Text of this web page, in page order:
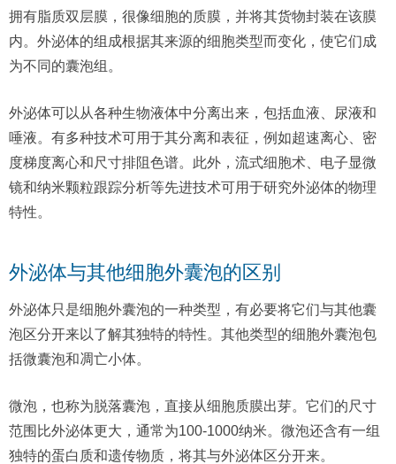
拥有脂质双层膜，很像细胞的质膜，并将其货物封装在该膜
内。外泌体的组成根据其来源的细胞类型而变化，使它们成
为不同的囊泡组。
外泌体可以从各种生物液体中分离出来，包括血液、尿液和
唾液。有多种技术可用于其分离和表征，例如超速离心、密
度梯度离心和尺寸排阻色谱。此外，流式细胞术、电子显微
镜和纳米颗粒跟踪分析等先进技术可用于研究外泌体的物理
特性。
外泌体与其他细胞外囊泡的区别
外泌体只是细胞外囊泡的一种类型，有必要将它们与其他囊
泡区分开来以了解其独特的特性。其他类型的细胞外囊泡包
括微囊泡和凋亡小体。
微泡，也称为脱落囊泡，直接从细胞质膜出芽。它们的尺寸
范围比外泌体更大，通常为100-1000纳米。微泡还含有一组
独特的蛋白质和遗传物质，将其与外泌体区分开来。